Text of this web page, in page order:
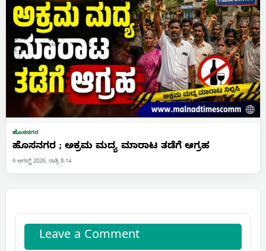
ಹೊಸನಗರ
ಹೊಸನಗರ ; ಅಕ್ರಮ ಮದ್ಯ ಮಾರಾಟ ತಡೆಗೆ ಆಗ್ರಹ
6 ಆಗಸ್ಟ್ 2026, ರಾತ್ರಿ 8:14
Leave a Comment